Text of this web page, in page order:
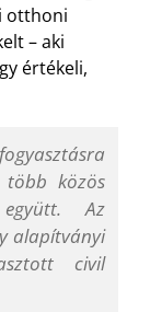
otthoni
– aki
értékeli,
több közös
Az
alapítványi
civil